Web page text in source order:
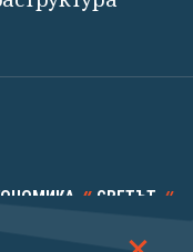
СВЕТЪТ
КАЛЕЙДОСКОП